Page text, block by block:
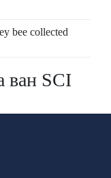
bee collected
ван SCI